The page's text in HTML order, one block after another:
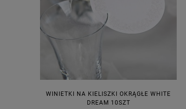
WINIETKI NA KIELISZKI OKRĄGŁE WHITE
DREAM 10SZT